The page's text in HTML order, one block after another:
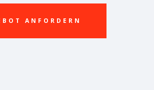
ANFORDERN